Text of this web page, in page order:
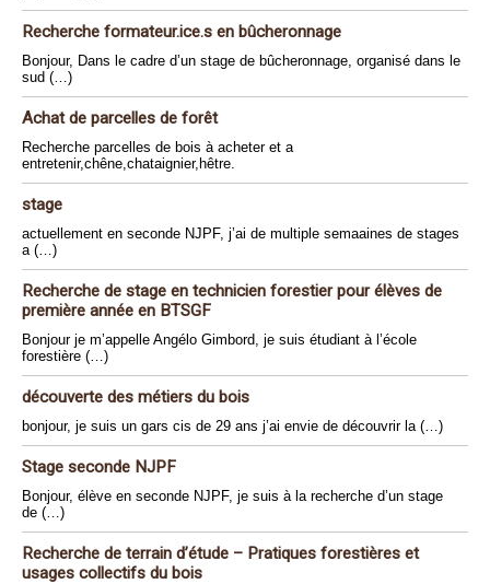
Recherche formateur.ice.s en bûcheronnage
Bonjour, Dans le cadre d’un stage de bûcheronnage, organisé dans le
sud (…)
Achat de parcelles de forêt
Recherche parcelles de bois à acheter et a
entretenir,chêne,chataignier,hêtre.
stage
actuellement en seconde NJPF, j’ai de multiple semaaines de stages
a (…)
Recherche de stage en technicien forestier pour élèves de
première année en BTSGF
Bonjour je m’appelle Angélo Gimbord, je suis étudiant à l’école
forestière (…)
découverte des métiers du bois
bonjour, je suis un gars cis de 29 ans j’ai envie de découvrir la (…)
Stage seconde NJPF
Bonjour, élève en seconde NJPF, je suis à la recherche d’un stage
de (…)
Recherche de terrain d’étude – Pratiques forestières et
usages collectifs du bois